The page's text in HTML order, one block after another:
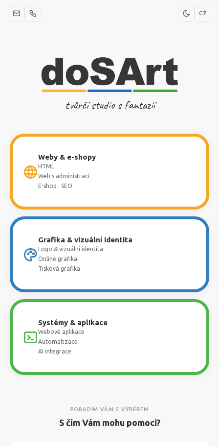
CZ
tvůrčí studio s fantazií
Weby & e-shopy
HTML
Web s administrací
E-shop · SEO
Grafika & vizuální identita
Logo & vizuální identita
Online grafika
Tisková grafika
Systémy & aplikace
Webové aplikace
Automatizace
AI integrace
PORADÍM VÁM S VÝBĚREM
S čím Vám mohu pomoci?